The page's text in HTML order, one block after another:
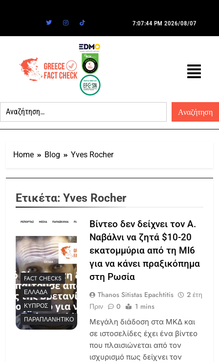
7:07:44 PM 2026/08/07
Home Blog Yves Rocher
Ετικέτα: Yves Rocher
FACT CHECKS
ΕΛΛΆΔΑ
ΚΎΠΡΟΣ
ΠΑΡΑΠΛΑΝΗΤΙΚΌ
Βίντεο δεν δείχνει τον Α.
Ναβάλνι να ζητά $10-20
εκατομμύρια από τη MI6
για να κάνει πραξικόπημα
στη Ρωσία
Thanos Sitistas Epachtitis
2 έτη
Πριν
0 1 mins
Μεγάλη διάδοση στα ΜΚΔ και
σε ιστοσελίδες έχει ένα βίντεο
που πλαισιώνεται από τον
ισχυρισμό πως δείχνει τον